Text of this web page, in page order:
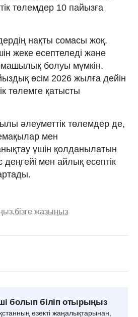
төлемдер 10 пайызға
нақты сомасы жоқ.
жеке есептеледі және
болуы мүмкін.
өсім 2026 жылға дейін
төлемге қатысты
әлеуметтік төлемдер де,
мен
үшін қолданылатын
деңгейі мен айлық есептік
бізге жазыңыз
болып біліп отырыңыз
өзекті жаңалықтарынан,